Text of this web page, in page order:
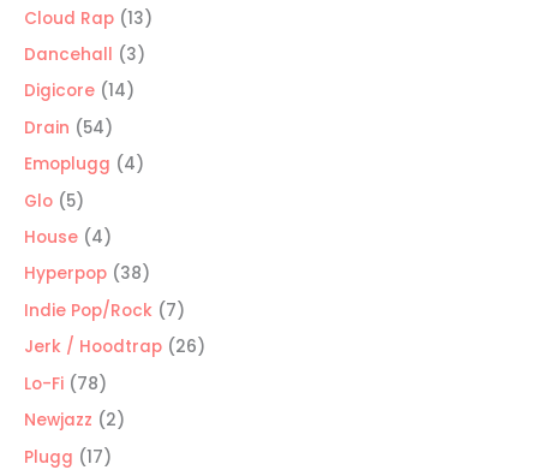
producto
Cloud Rap 1313
productos
Dancehall 33
Digicore 1414
Drain 5454
productos
Emoplugg 44
Glo 55
productos
House 44
productos
Hyperpop 3838
productos
Indie Pop/Rock 77
productos
Jerk / Hoodtrap 2626
Lo-Fi 7878
productos
Newjazz 22
Plugg 1717